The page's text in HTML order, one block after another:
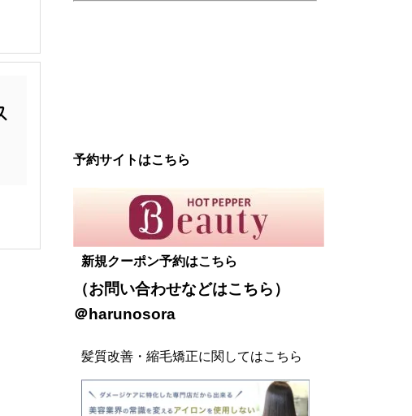
予約サイトはこちら
新規クーポン予約はこちら
（お問い合わせなどはこちら ）
＠harunosora
髪質改善・縮毛矯正に関してはこちら